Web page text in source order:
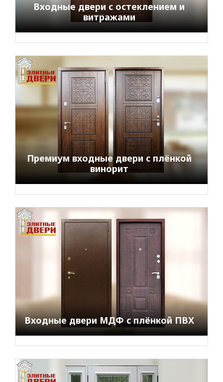
Входные двери с остеклением и
витражами
Премиум входные двери с плёнкой
винорит
Входные двери МДФ с плёнкой ПВХ